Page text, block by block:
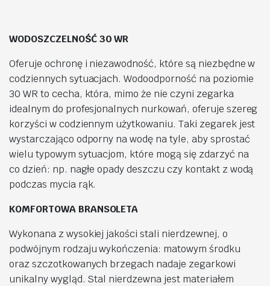
WODOSZCZELNOŚĆ 30 WR
Oferuje ochronę i niezawodność, które są niezbędne w
codziennych sytuacjach. Wodoodporność na poziomie
30 WR to cecha, która, mimo że nie czyni zegarka
idealnym do profesjonalnych nurkowań, oferuje szereg
korzyści w codziennym użytkowaniu. Taki zegarek jest
wystarczająco odporny na wodę na tyle, aby sprostać
wielu typowym sytuacjom, które mogą się zdarzyć na
co dzień: np. nagłe opady deszczu czy kontakt z wodą
podczas mycia rąk.
KOMFORTOWA BRANSOLETA
Wykonana z wysokiej jakości stali nierdzewnej, o
podwójnym rodzaju wykończenia: matowym środku
oraz szczotkowanych brzegach nadaje zegarkowi
unikalny wygląd. Stal nierdzewna jest materiałem